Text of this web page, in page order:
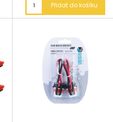
Přidat do košíku